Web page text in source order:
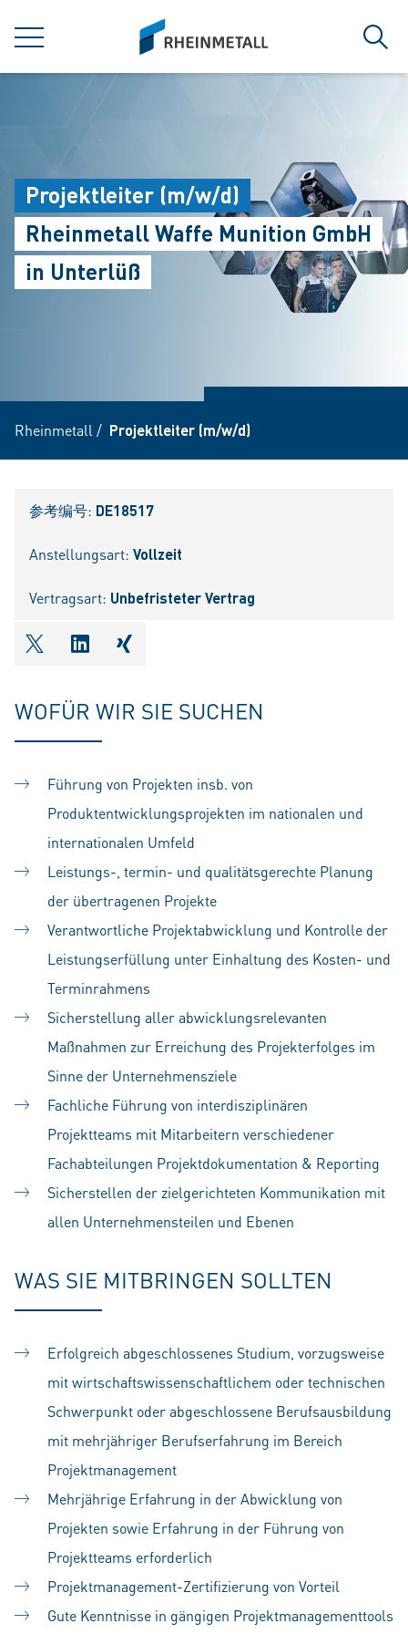
菜单
siteLogo
搜索
Projektleiter (m/w/d)
Rheinmetall Waffe Munition GmbH
in Unterlüß
Rheinmetall / Projektleiter (m/w/d)
参考编号: DE18517
Anstellungsart: Vollzeit
Vertragsart: Unbefristeter Vertrag
shareOntwitter
shareOnlinkedIn
shareOnxing
WOFÜR WIR SIE SUCHEN
Führung von Projekten insb. von
Produktentwicklungsprojekten im nationalen und
internationalen Umfeld
Leistungs-, termin- und qualitätsgerechte Planung
der übertragenen Projekte
Verantwortliche Projektabwicklung und Kontrolle der
Leistungserfüllung unter Einhaltung des Kosten- und
Terminrahmens
Sicherstellung aller abwicklungsrelevanten
Maßnahmen zur Erreichung des Projekterfolges im
Sinne der Unternehmensziele
Fachliche Führung von interdisziplinären
Projektteams mit Mitarbeitern verschiedener
Fachabteilungen Projektdokumentation & Reporting
Sicherstellen der zielgerichteten Kommunikation mit
allen Unternehmensteilen und Ebenen
WAS SIE MITBRINGEN SOLLTEN
Erfolgreich abgeschlossenes Studium, vorzugsweise
mit wirtschaftswissenschaftlichem oder technischen
Schwerpunkt oder abgeschlossene Berufsausbildung
mit mehrjähriger Berufserfahrung im Bereich
Projektmanagement
Mehrjährige Erfahrung in der Abwicklung von
Projekten sowie Erfahrung in der Führung von
Projektteams erforderlich
Projektmanagement-Zertifizierung von Vorteil
Gute Kenntnisse in gängigen Projektmanagementtools